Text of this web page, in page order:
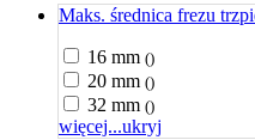
Maks. średnica frezu
16 mm ()
20 mm ()
32 mm ()
więcej...ukryj